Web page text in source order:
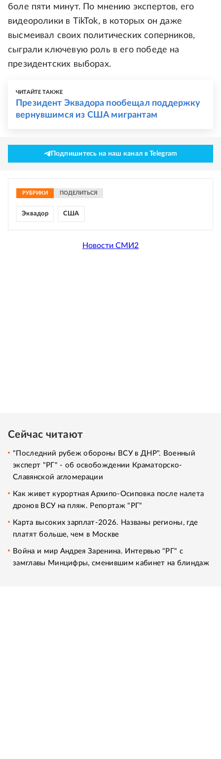
боле пяти минут. По мнению экспертов, его
видеоролики в TikTok, в которых он даже
высмеивал своих политических соперников,
сыграли ключевую роль в его победе на
президентских выборах.
ЧИТАЙТЕ ТАКЖЕ
Президент Эквадора пообещал поддержку
вернувшимся из США мигрантам
Подпишитесь на наш канал в Telegram
РУБРИКИ ПОДЕЛИТЬСЯ
Эквадор США
Новости СМИ2
Сейчас читают
"Последний рубеж обороны ВСУ в ДНР". Военный
эксперт "РГ" - об освобождении Краматорско-
Славянской агломерации
Как живет курортная Архипо-Осиповка после налета
дронов ВСУ на пляж. Репортаж "РГ"
Карта высоких зарплат-2026. Названы регионы, где
платят больше, чем в Москве
Война и мир Андрея Заренина. Интервью "РГ" с
замглавы Минцифры, сменившим кабинет на блиндаж